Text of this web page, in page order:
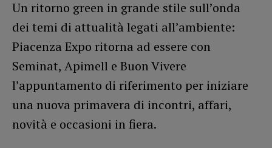
Un ritorno green in grande stile sull’onda
dei temi di attualità legati all’ambiente:
Piacenza Expo ritorna ad essere con
Seminat, Apimell e Buon Vivere
l’appuntamento di riferimento per iniziare
una nuova primavera di incontri, affari,
novità e occasioni in fiera.